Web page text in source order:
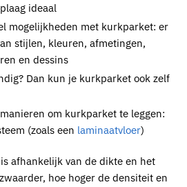
ideaal
mogelijkheden met kurkparket: er
stijlen, kleuren, afmetingen,
en dessins
Dan kun je kurkparket ook zelf
om kurkparket te leggen:
(zoals een laminaatvloer)
afhankelijk van de dikte en het
hoe hoger de densiteit en